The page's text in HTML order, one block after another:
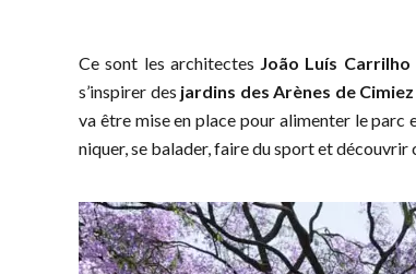
Ce sont les architectes João Luís
s’inspirer des jardins des Arènes de
va être mise en place pour alimenter le parc
niquer, se balader, faire du sport et